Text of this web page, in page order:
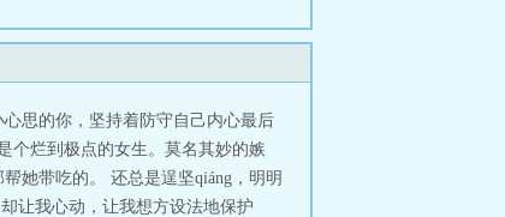
思的你，坚持着防守自己内心最后
个烂到极点的女生。莫名其妙的嫉
她带吃的。 还总是逞坚qiáng，明明
让我心动，让我想方设法地保护